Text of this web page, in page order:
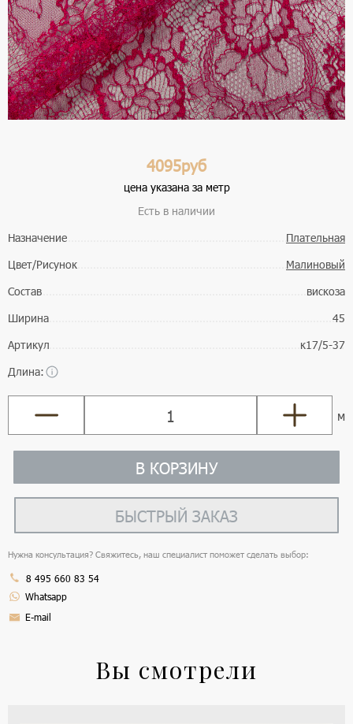
4095руб
цена указана за метр
Есть в наличии
Назначение
Плательная
Цвет/Рисунок
Малиновый
Состав
вискоза
Ширина
45
Артикул
к17/5-37
Длина:
м
В КОРЗИНУ
БЫСТРЫЙ ЗАКАЗ
Нужна консультация? Свяжитесь, наш специалист поможет сделать выбор:
8 495 660 83 54
Whatsapp
E-mail
Вы смотрели